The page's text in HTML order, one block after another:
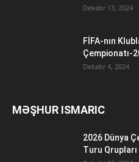
Dekabr 13, 2024
FİFA-nın
Çempionatı-
Dekabr 4, 2024
MƏŞHUR ISMARIC
2026 Dünya
Turu